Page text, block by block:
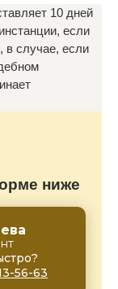
10 дней
если
в случае, если
ниже